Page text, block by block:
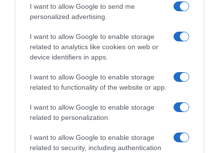
I want to allow Google to send me
personalized advertising.
I want to allow Google to enable storage
related to analytics like cookies on web or
device identifiers in apps.
I want to allow Google to enable storage
related to functionality of the website or app.
I want to allow Google to enable storage
related to personalization.
I want to allow Google to enable storage
related to security, including authentication
της Ζωής μας
Οι άνθρωποι, οι αυθεντικές ιστορίες,
πολιτισμός που μας ενώνει κάθε μέρα.